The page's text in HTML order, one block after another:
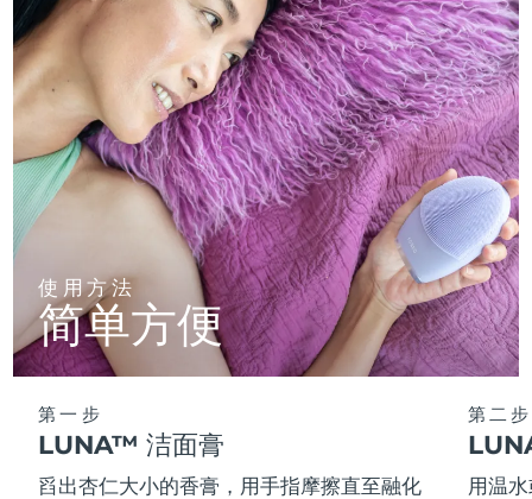
使用方法
简单方便
第一步
LUNA™ 洁面膏
舀出杏仁大小的香膏，用手指摩擦直至融化
第二步
用温